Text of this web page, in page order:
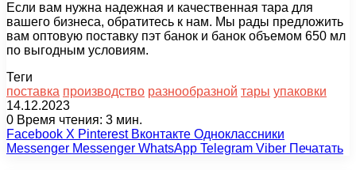
Если вам нужна надежная и качественная тара для
вашего бизнеса, обратитесь к нам. Мы рады предложить
вам оптовую поставку пэт банок и банок объемом 650 мл
по выгодным условиям.
Теги
поставка производство разнообразной тары упаковки
14.12.2023
0 Время чтения: 3 мин.
Facebook X Pinterest Вконтакте Одноклассники
Messenger Messenger WhatsApp Telegram Viber Печатать